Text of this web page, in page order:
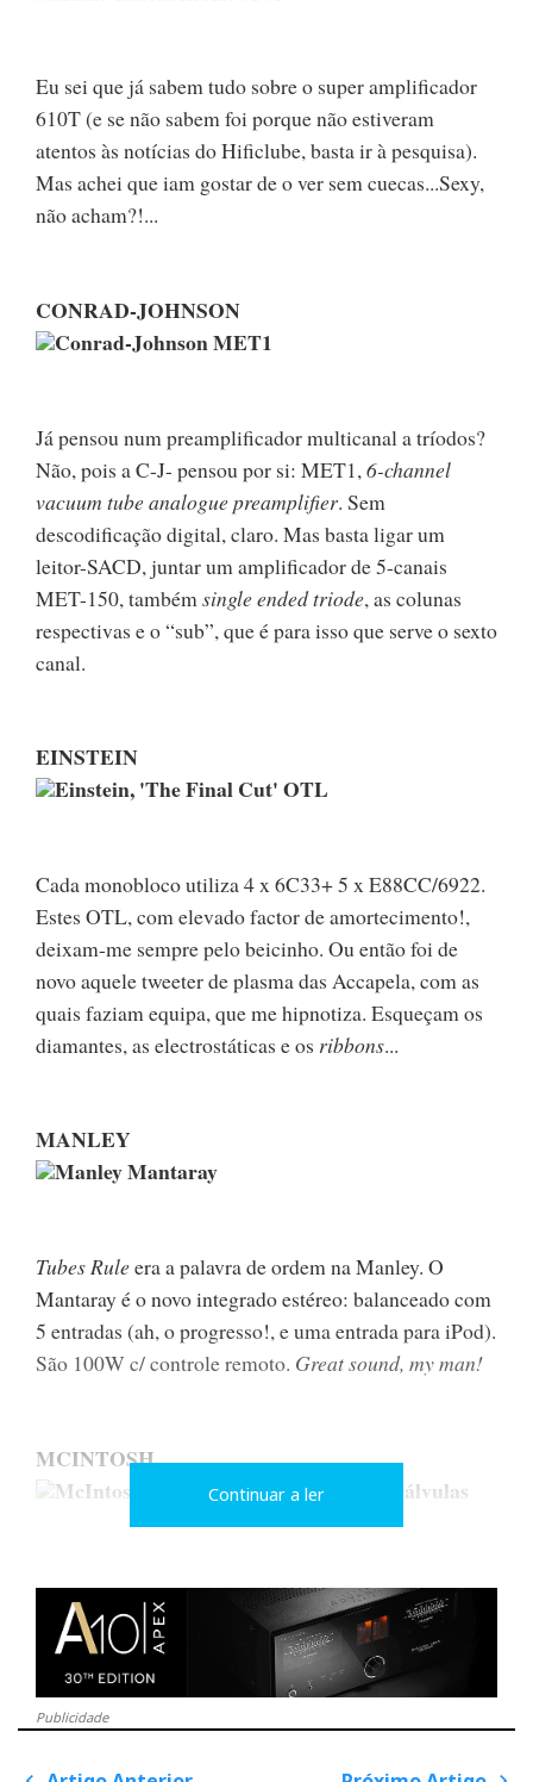
Eu sei que já sabem tudo sobre o super amplificador
610T (e se não sabem foi porque não estiveram
atentos às notícias do Hificlube, basta ir à pesquisa).
Mas achei que iam gostar de o ver sem cuecas...Sexy,
não acham?!...
CONRAD-JOHNSON
Conrad-Johnson MET1
Já pensou num preamplificador multicanal a tríodos?
Não, pois a C-J- pensou por si: MET1, 6-channel
vacuum tube analogue preamplifier. Sem
descodificação digital, claro. Mas basta ligar um
leitor-SACD, juntar um amplificador de 5-canais
MET-150, também single ended triode, as colunas
respectivas e o “sub”, que é para isso que serve o sexto
canal.
EINSTEIN
Einstein, 'The Final Cut' OTL
Cada monobloco utiliza 4 x 6C33+ 5 x E88CC/6922.
Estes OTL, com elevado factor de amortecimento!,
deixam-me sempre pelo beicinho. Ou então foi de
novo aquele tweeter de plasma das Accapela, com as
quais faziam equipa, que me hipnotiza. Esqueçam os
diamantes, as electrostáticas e os ribbons...
MANLEY
Manley Mantaray
Tubes Ruleera a palavra de ordem na Manley. O
Mantaray é o novo integrado estéreo: balanceado com
5 entradas (ah, o progresso!, e uma entrada para iPod).
São 100W c/ controle remoto. Great sound, my man!
MCINTOSH
McIntosh C1000, módulo de prévio a válvulas
Já o referi algures mas não resisto a repetir-me. O
prévio C-1000 é composto por três módulos: fonte de
alimentação e duas versões do prévio propriamente
dito, uma a válvulas, aqui na foto tirada no escurinho
do cinema, e outra a transístores. Pode utilizar-se uma
Continuar a ler
Publicidade